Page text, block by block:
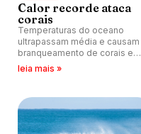
Calor recorde ataca
corais
Temperaturas do oceano
ultrapassam média e causam
branqueamento de corais em
Maceió (AL).
leia mais »